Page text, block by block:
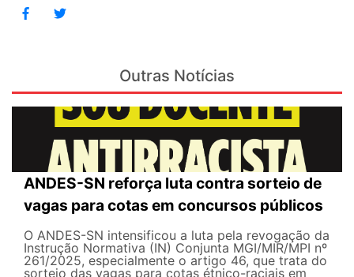
Outras Notícias
ANDES-SN reforça luta contra sorteio de
vagas para cotas em concursos públicos
O ANDES-SN intensificou a luta pela revogação da
Instrução Normativa (IN) Conjunta MGI/MIR/MPI nº
261/2025, especialmente o artigo 46, que trata do
sorteio das vagas para cotas étnico-raciais em